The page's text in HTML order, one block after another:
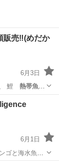
販売‼️(⁠めだか
6月3日
… ド↓ 金魚 鯉 熱帯魚
6月1日